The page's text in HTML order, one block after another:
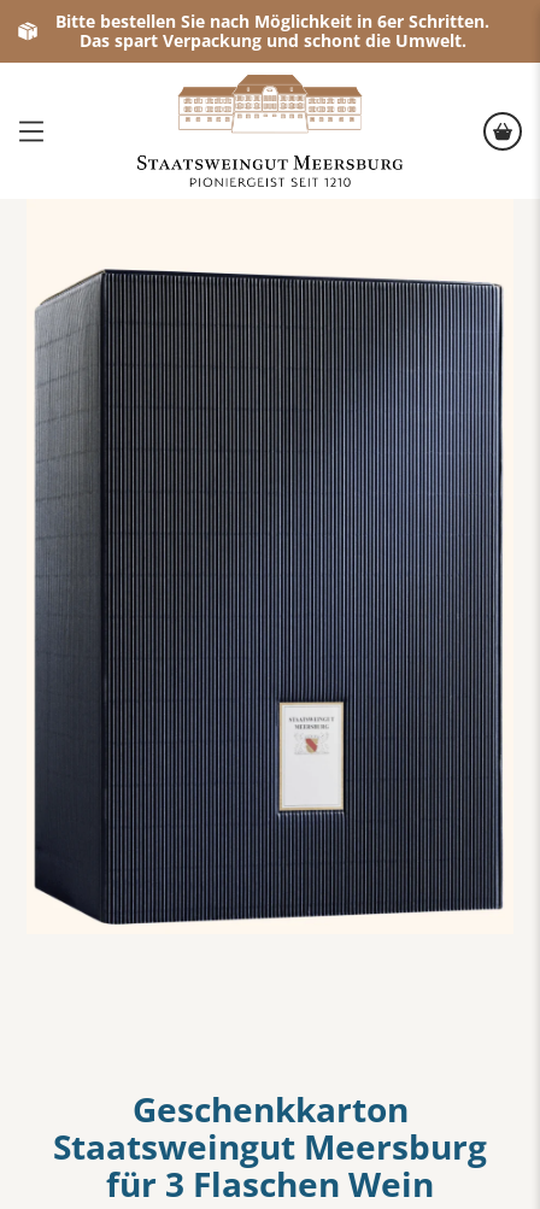
Bitte bestellen Sie nach Möglichkeit in 6er Schritten.
Das spart Verpackung und schont die Umwelt.
Geschenkkarton
Staatsweingut Meersburg
für 3 Flaschen Wein